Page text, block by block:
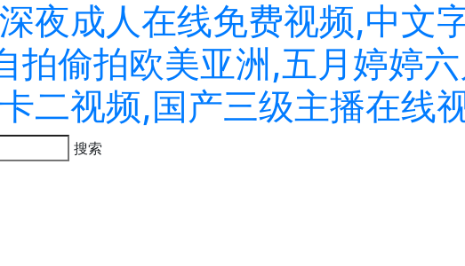
夜成人在线免费视频,中文
拍偷拍欧美亚洲,五月婷婷
二视频,国产三级主播在线
搜索